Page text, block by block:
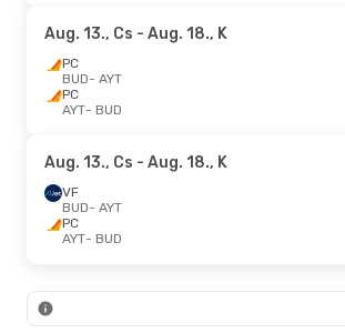
Aug. 13., Cs - Aug. 18., K
PC
BUD- AYT
PC
AYT- BUD
Aug. 13., Cs - Aug. 18., K
VF
BUD- AYT
PC
AYT- BUD